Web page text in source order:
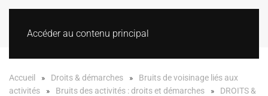
Accéder au contenu principal
Accueil Droits & démarches
Bruits de voisinage liés aux
activités
Bruits des activités : droits et démarches
DROITS &